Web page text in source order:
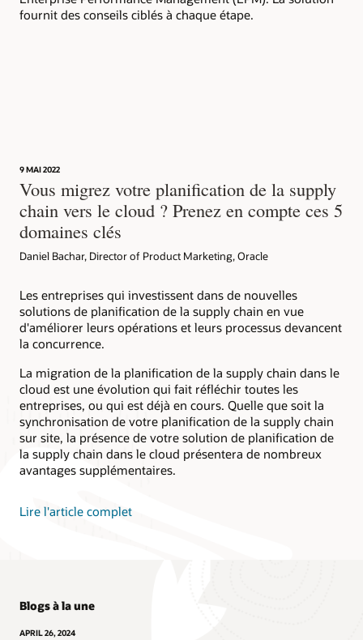
fournit des conseils ciblés à chaque étape.
9 MAI 2022
Vous migrez votre planification de la supply
chain vers le cloud ? Prenez en compte ces 5
domaines clés
Daniel Bachar, Director of Product Marketing, Oracle
Les entreprises qui investissent dans de nouvelles
solutions de planification de la supply chain en vue
d'améliorer leurs opérations et leurs processus devancent
la concurrence.
La migration de la planification de la supply chain dans le
cloud est une évolution qui fait réfléchir toutes les
entreprises, ou qui est déjà en cours. Quelle que soit la
synchronisation de votre planification de la supply chain
sur site, la présence de votre solution de planification de
la supply chain dans le cloud présentera de nombreux
avantages supplémentaires.
Lire l'article complet
Blogs à la une
APRIL 26, 2024